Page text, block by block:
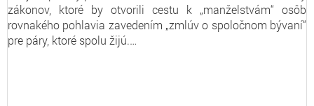
zákonov, ktoré by otvorili cestu k „manželstvám“ osôb
rovnakého pohlavia zavedením „zmlúv o spoločnom bývaní“
pre páry, ktoré spolu žijú.…